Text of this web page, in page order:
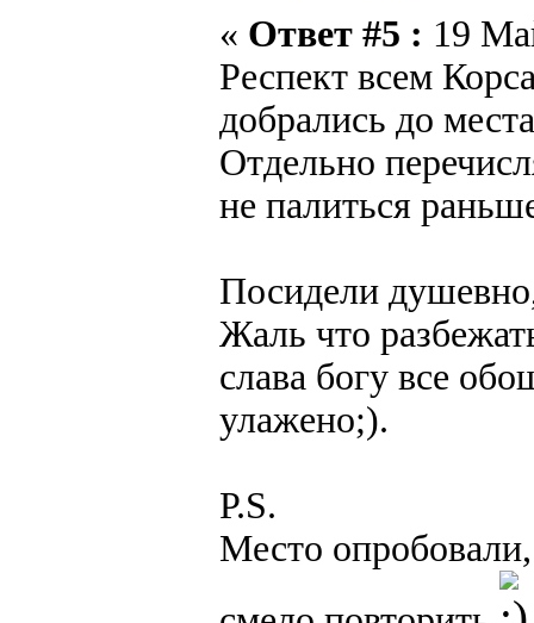
« Ответ #5 : 19
Респект всем
добрались до
Отдельно
не палиться
Посидели
Жаль что
слава богу все
улажено;).
P.S.
Место